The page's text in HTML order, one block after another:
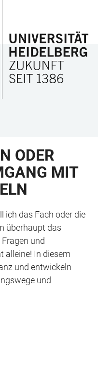
ODER
MIT
ich das Fach oder die
überhaupt das
und
alleine! In diesem
und entwickeln
und